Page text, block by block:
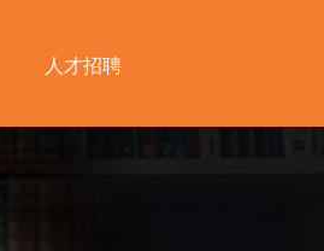
人才招聘